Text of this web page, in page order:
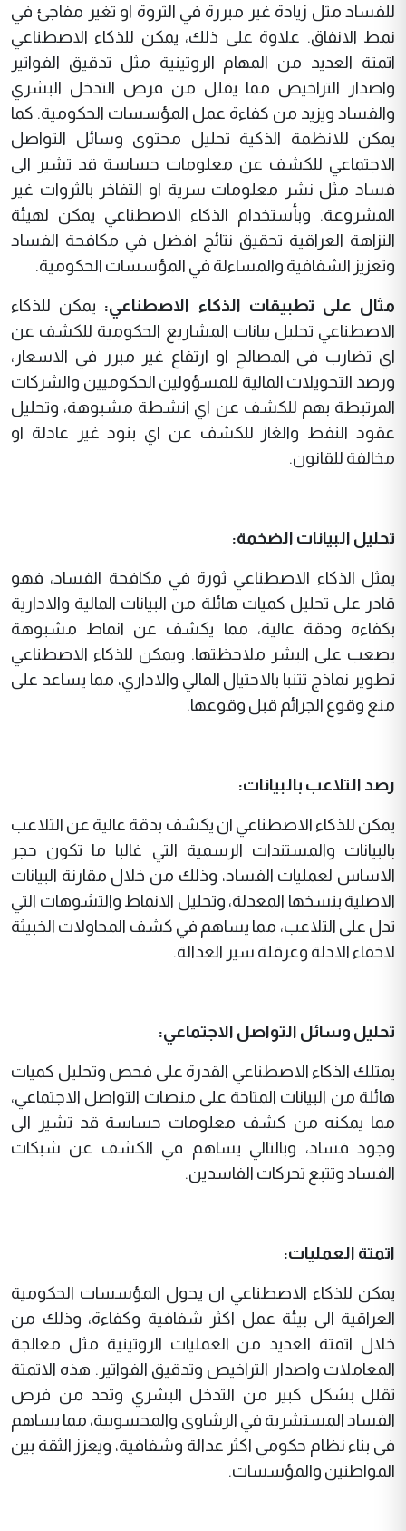
للفساد مثل زيادة غير مبررة في الثروة او تغير مفاجئ في
نمط الانفاق. علاوة على ذلك، يمكن للذكاء الاصطناعي
اتمتة العديد من المهام الروتينية مثل تدقيق الفواتير
واصدار التراخيص مما يقلل من فرص التدخل البشري
والفساد ويزيد من كفاءة عمل المؤسسات الحكومية. كما
يمكن للانظمة الذكية تحليل محتوى وسائل التواصل
الاجتماعي للكشف عن معلومات حساسة قد تشير الى
فساد مثل نشر معلومات سرية او التفاخر بالثروات غير
المشروعة. وبأستخدام الذكاء الاصطناعي يمكن لهيئة
النزاهة العراقية تحقيق نتائج افضل في مكافحة الفساد
وتعزيز الشفافية والمساءلة في المؤسسات الحكومية.
مثال على تطبيقات الذكاء الاصطناعي: يمكن للذكاء
الاصطناعي تحليل بيانات المشاريع الحكومية للكشف عن
اي تضارب في المصالح او ارتفاع غير مبرر في الاسعار،
ورصد التحويلات المالية للمسؤولين الحكوميين والشركات
المرتبطة بهم للكشف عن اي انشطة مشبوهة، وتحليل
عقود النفط والغاز للكشف عن اي بنود غير عادلة او
مخالفة للقانون.
تحليل البيانات الضخمة:
يمثل الذكاء الاصطناعي ثورة في مكافحة الفساد، فهو
قادر على تحليل كميات هائلة من البيانات المالية والادارية
بكفاءة ودقة عالية، مما يكشف عن انماط مشبوهة
يصعب على البشر ملاحظتها. ويمكن للذكاء الاصطناعي
تطوير نماذج تتنبا بالاحتيال المالي والاداري، مما يساعد على
منع وقوع الجرائم قبل وقوعها.
رصد التلاعب بالبيانات:
يمكن للذكاء الاصطناعي ان يكشف بدقة عالية عن التلاعب
بالبيانات والمستندات الرسمية التي غالبا ما تكون حجر
الاساس لعمليات الفساد، وذلك من خلال مقارنة البيانات
الاصلية بنسخها المعدلة، وتحليل الانماط والتشوهات التي
تدل على التلاعب، مما يساهم في كشف المحاولات الخبيثة
لاخفاء الادلة وعرقلة سير العدالة.
تحليل وسائل التواصل الاجتماعي:
يمتلك الذكاء الاصطناعي القدرة على فحص وتحليل كميات
هائلة من البيانات المتاحة على منصات التواصل الاجتماعي،
مما يمكنه من كشف معلومات حساسة قد تشير الى
وجود فساد، وبالتالي يساهم في الكشف عن شبكات
الفساد وتتبع تحركات الفاسدين.
اتمتة العمليات:
يمكن للذكاء الاصطناعي ان يحول المؤسسات الحكومية
العراقية الى بيئة عمل اكثر شفافية وكفاءة، وذلك من
خلال اتمتة العديد من العمليات الروتينية مثل معالجة
المعاملات واصدار التراخيص وتدقيق الفواتير. هذه الاتمتة
تقلل بشكل كبير من التدخل البشري وتحد من فرص
الفساد المستشرية في الرشاوى والمحسوبية، مما يساهم
في بناء نظام حكومي اكثر عدالة وشفافية، ويعزز الثقة بين
المواطنين والمؤسسات.